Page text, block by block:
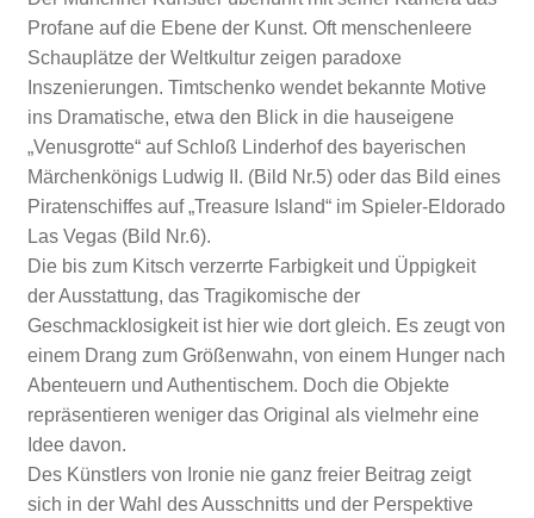
Profane auf die Ebene der Kunst. Oft menschenleere
Schauplätze der Weltkultur zeigen paradoxe
Inszenierungen. Timtschenko wendet bekannte Motive
ins Dramatische, etwa den Blick in die hauseigene
„Venusgrotte“ auf Schloß Linderhof des bayerischen
Märchenkönigs Ludwig II. (Bild Nr.5) oder das Bild eines
Piratenschiffes auf „Treasure Island“ im Spieler-Eldorado
Las Vegas (Bild Nr.6).
Die bis zum Kitsch verzerrte Farbigkeit und Üppigkeit
der Ausstattung, das Tragikomische der
Geschmacklosigkeit ist hier wie dort gleich. Es zeugt von
einem Drang zum Größenwahn, von einem Hunger nach
Abenteuern und Authentischem. Doch die Objekte
repräsentieren weniger das Original als vielmehr eine
Idee davon.
Des Künstlers von Ironie nie ganz freier Beitrag zeigt
sich in der Wahl des Ausschnitts und der Perspektive